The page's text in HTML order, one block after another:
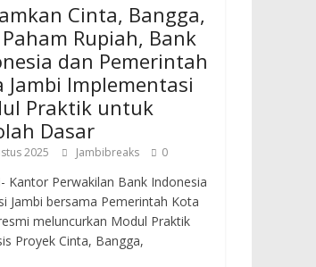
Cinta, Bangga,
Rupiah, Bank
dan Pemerintah
Jambi Implementasi
Praktik untuk
Dasar
2025 Jambibreaks 0
Kantor Perwakilan Bank Indonesia
Jambi bersama Pemerintah Kota
meluncurkan Modul Praktik
Proyek Cinta, Bangga,